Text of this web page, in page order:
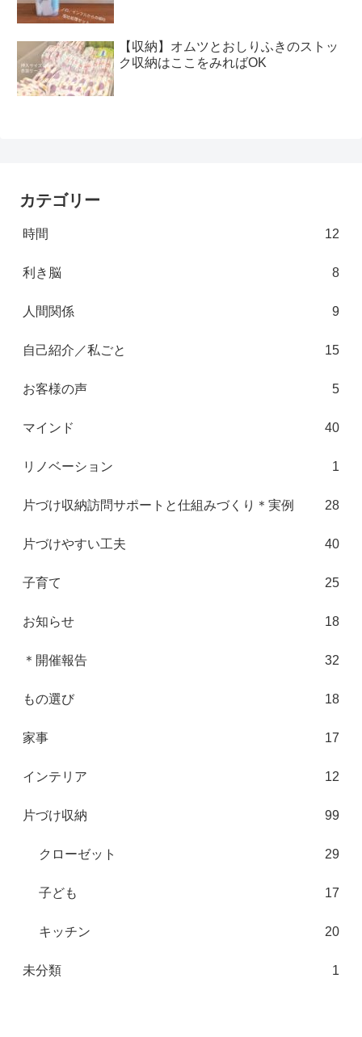
【収納】オムツとおしりふきのストッ
ク収納はここをみればOK
カテゴリー
時間 12
利き脳 8
人間関係 9
自己紹介／私ごと 15
お客様の声 5
マインド 40
リノベーション 1
片づけ収納訪問サポートと仕組みづくり＊実例 28
片づけやすい工夫 40
子育て 25
お知らせ 18
＊開催報告 32
もの選び 18
家事 17
インテリア 12
片づけ収納 99
クローゼット 29
子ども 17
キッチン 20
未分類 1